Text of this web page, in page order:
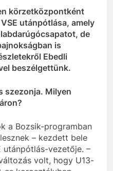
körzetközpontként
utánpótlása, amely
de
is
Ebedli
beszélgettünk.
szezonja. Milyen
a Bozsik-programban
– kezdett bele
utánpótlás-vezetője. –
volt, hogy U13-